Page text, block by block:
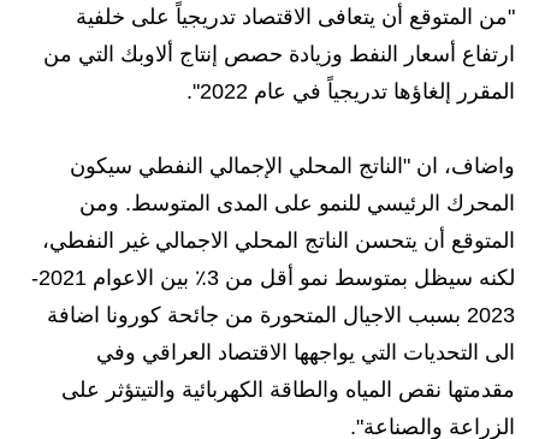
"من المتوقع أن يتعافى الاقتصاد تدريجياً على خلفية
ارتفاع أسعار النفط وزيادة حصص إنتاج ألاوبك التي من
المقرر إلغاؤها تدريجياً في عام 2022".
واضاف، ان "الناتج المحلي الإجمالي النفطي سيكون
المحرك الرئيسي للنمو على المدى المتوسط. ومن
المتوقع أن يتحسن الناتج المحلي الاجمالي غير النفطي،
لكنه سيظل بمتوسط نمو أقل من 3٪ بين الاعوام 2021-
2023 بسبب الاجيال المتحورة من جائحة كورونا اضافة
الى التحديات التي يواجهها الاقتصاد العراقي وفي
مقدمتها نقص المياه والطاقة الكهربائية والتيتؤثر على
الزراعة والصناعة".